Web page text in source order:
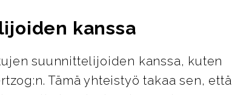
kanssa
suunnittelijoiden kanssa, kuten
Tämä yhteistyö takaa sen, että